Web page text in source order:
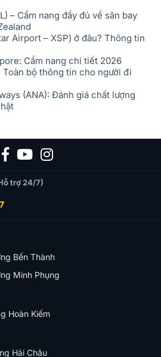
– Cẩm nang đầy đủ về sân bay
Airport – XSP) ở đâu? Thông tin
Cẩm nang chi tiết 2026
Toàn bộ thông tin cho người đi
(ANA): Đánh giá chất lượng
trợ 24/7)
Bến Thành
Minh Phụng
Hoàn Kiếm
Hải Châu